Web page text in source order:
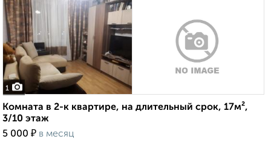
1
Комната в 2-к квартире, на длительный срок, 17м²,
3/10 этаж
5 000 ₽ в месяц